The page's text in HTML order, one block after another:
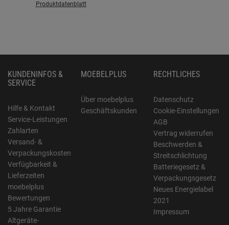
Produktdatenblatt
KUNDENINFOS &
SERVICE
Hilfe & Kontakt
Service-Leistungen
Zahlarten
Versand- &
Verpackungskosten
Verfügbarkeit &
Lieferzeiten
moebelplus
Bewertungen
5 Jahre Garantie
Altgeräte-
MOEBELPLUS
Über moebelplus
Geschäftskunden
RECHTLICHES
Datenschutz
Cookie-Einstellungen
AGB
Vertrag widerrufen
Beschwerden &
Streitschlichtung
Batteriegesetz &
Verpackungsgesetz
Neues Energielabel
2021
Impressum